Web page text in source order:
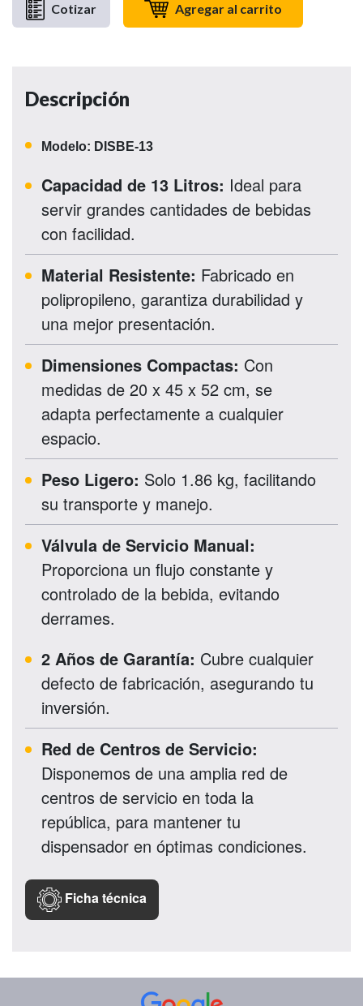
Cotizar Agregar al carrito
Descripción
Modelo: DISBE-13
Capacidad de 13 Litros: Ideal para
servir grandes cantidades de bebidas
con facilidad.
Material Resistente: Fabricado en
polipropileno, garantiza durabilidad y
una mejor presentación.
Dimensiones Compactas: Con
medidas de 20 x 45 x 52 cm, se
adapta perfectamente a cualquier
espacio.
Peso Ligero: Solo 1.86 kg, facilitando
su transporte y manejo.
Válvula de Servicio Manual:
Proporciona un flujo constante y
controlado de la bebida, evitando
derrames.
2 Años de Garantía: Cubre cualquier
defecto de fabricación, asegurando tu
inversión.
Red de Centros de Servicio:
Disponemos de una amplia red de
centros de servicio en toda la
república, para mantener tu
dispensador en óptimas condiciones.
Ficha técnica